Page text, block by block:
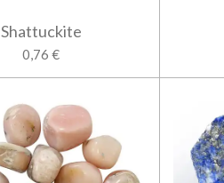
Shattuckite
0,76 €